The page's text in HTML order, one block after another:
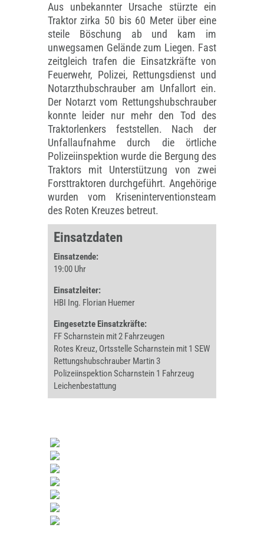
Aus unbekannter Ursache stürzte ein
Traktor zirka 50 bis 60 Meter über eine
steile Böschung ab und kam im
unwegsamen Gelände zum Liegen. Fast
zeitgleich trafen die Einsatzkräfte von
Feuerwehr, Polizei, Rettungsdienst und
Notarzthubschrauber am Unfallort ein.
Der Notarzt vom Rettungshubschrauber
konnte leider nur mehr den Tod des
Traktorlenkers feststellen. Nach der
Unfallaufnahme durch die örtliche
Polizeiinspektion wurde die Bergung des
Traktors mit Unterstützung von zwei
Forsttraktoren durchgeführt. Angehörige
wurden vom Kriseninterventionsteam
des Roten Kreuzes betreut.
Einsatzdaten
Einsatzende:
19:00 Uhr
Einsatzleiter:
HBI Ing. Florian Huemer
Eingesetzte Einsatzkräfte:
FF Scharnstein mit 2 Fahrzeugen
Rotes Kreuz, Ortsstelle Scharnstein mit 1 SEW
Rettungshubschrauber Martin 3
Polizeiinspektion Scharnstein 1 Fahrzeug
Leichenbestattung